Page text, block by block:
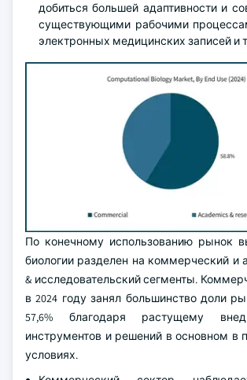
добиться большей адаптивности и
существующими рабочими
электронных медицинских записей и
По конечному использованию рынок
биологии разделен на коммерческий и
& исследовательский сегменты.
в 2024 году занял большинство доли
57,6% благодаря растущему
инструментов и решений в основном
условиях.